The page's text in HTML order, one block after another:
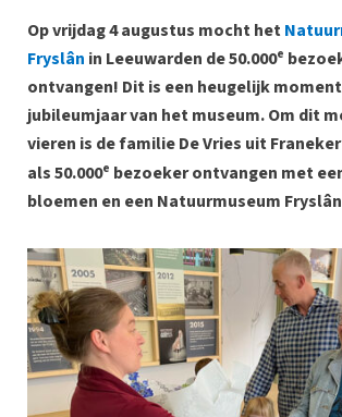
Op vrijdag 4 augustus mocht het
Fryslân in Leeuwarden de 50.000e
ontvangen! Dit is een heugelijk
jubileumjaar van het museum. Om dit
vieren is de familie De Vries uit
als 50.000e bezoeker ontvangen met
bloemen en een Natuurmuseum